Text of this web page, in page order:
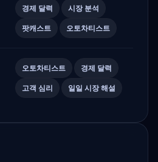
경제 달력 시장 분석
팟캐스트 오토차티스트
오토차티스트 경제 달력
고객 심리 일일 시장 해설